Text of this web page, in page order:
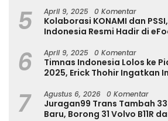
5 April 9, 2025 0 Komentar
Kolaborasi KONAMI dan
Indonesia Resmi Hadir di
6 April 9, 2025 0 Komentar
Timnas Indonesia Lolos ke
2025, Erick Thohir Ingatkan
7 Agustus 6, 2026 0 Komentar
Juragan99 Trans Tambah
Baru, Borong 31 Volvo B11R